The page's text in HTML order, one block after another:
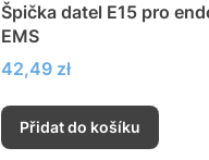
Špička datel E15 pro
EMS
Cena
42,49 zł
Přidat do košíku